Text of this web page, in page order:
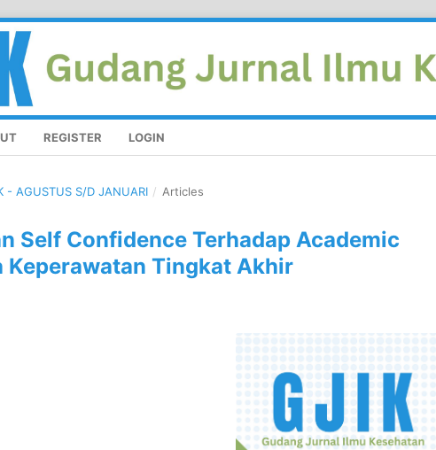
REGISTER LOGIN
AGUSTUS S/D JANUARI / Articles
Self Confidence Terhadap Academic
Keperawatan Tingkat Akhir